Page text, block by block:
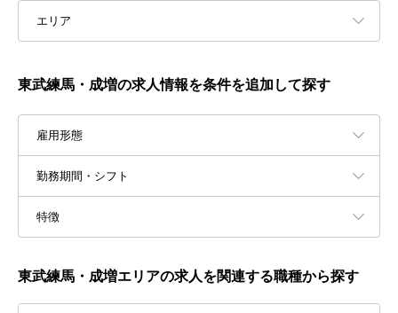
エリア
東武練馬・成増の求人情報を条件を追加して探す
雇用形態
勤務期間・シフト
特徴
東武練馬・成増エリアの求人を関連する職種から探す